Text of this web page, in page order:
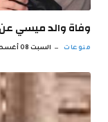
وفاة والد ميسي عن 68 عاما بعد صراع مع المرض
منوعات السبت 08 أغسطس 7:01 م